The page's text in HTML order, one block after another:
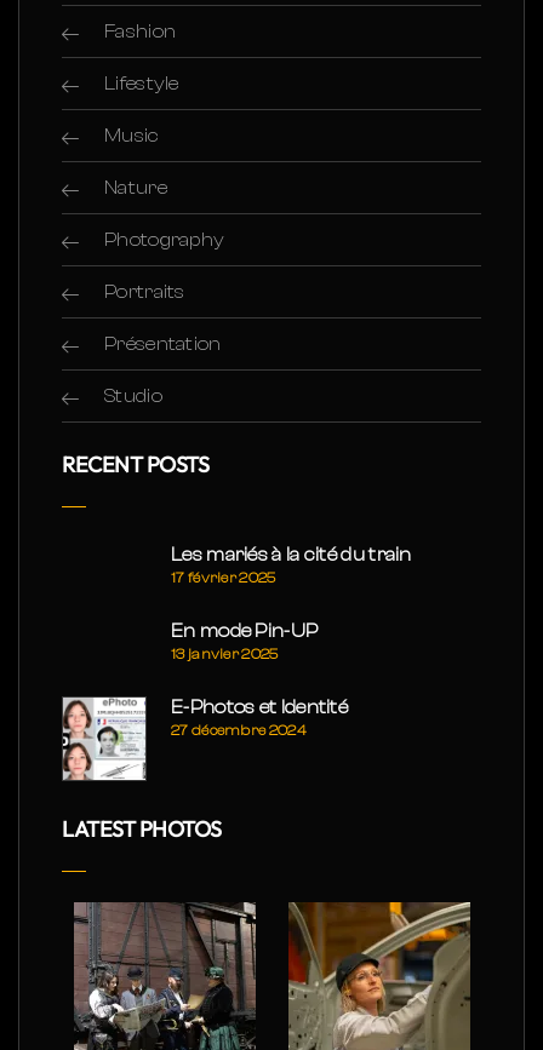
Fashion
Lifestyle
Music
Nature
Photography
Portraits
Présentation
Studio
RECENT POSTS
Les mariés à la cité du train
17 février 2025
En mode Pin-UP
13 janvier 2025
E-Photos et Identité
27 décembre 2024
LATEST PHOTOS